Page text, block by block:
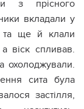
з прісного
вкладали у
та ще й клали
віск спливав.
охолоджували.
сита була
застілля,